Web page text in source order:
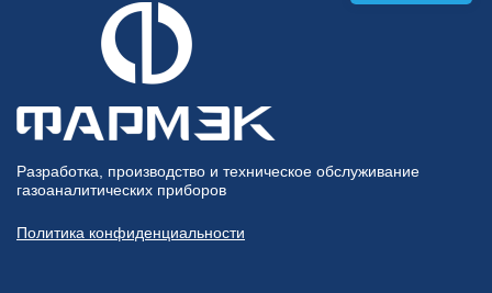
Разработка, производство и техническое обслуживание
газоаналитических приборов
Политика конфиденциальности